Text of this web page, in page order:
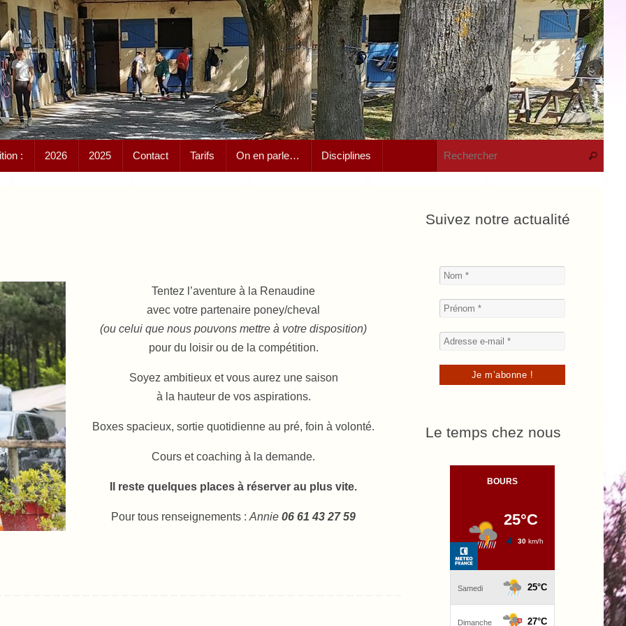
: 2026 2025 Contact Tarifs On en parle… Disciplines
Tentez l’aventure à la Renaudine
avec votre partenaire poney/cheval
(ou celui que nous pouvons mettre à votre disposition)
pour du loisir ou de la compétition.
Soyez ambitieux et vous aurez une saison
à la hauteur de vos aspirations.
Boxes spacieux, sortie quotidienne au pré, foin à volonté.
Cours et coaching à la demande.
Il reste quelques places à réserver au plus vite.
Pour tous renseignements : Annie 06 61 43 27 59
Suivez notre actualité
Le temps chez nous